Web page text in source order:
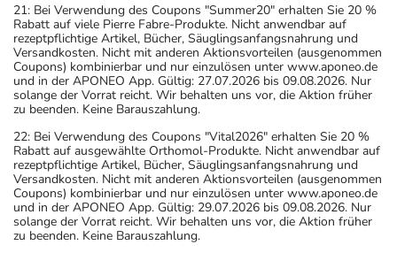
21: Bei Verwendung des Coupons "Summer20" erhalten Sie 20 %
Rabatt auf viele Pierre Fabre-Produkte. Nicht anwendbar auf
rezeptpflichtige Artikel, Bücher, Säuglingsanfangsnahrung und
Versandkosten. Nicht mit anderen Aktionsvorteilen (ausgenommen
Coupons) kombinierbar und nur einzulösen unter www.aponeo.de
und in der APONEO App. Gültig: 27.07.2026 bis 09.08.2026. Nur
solange der Vorrat reicht. Wir behalten uns vor, die Aktion früher
zu beenden. Keine Barauszahlung.
22: Bei Verwendung des Coupons "Vital2026" erhalten Sie 20 %
Rabatt auf ausgewählte Orthomol-Produkte. Nicht anwendbar auf
rezeptpflichtige Artikel, Bücher, Säuglingsanfangsnahrung und
Versandkosten. Nicht mit anderen Aktionsvorteilen (ausgenommen
Coupons) kombinierbar und nur einzulösen unter www.aponeo.de
und in der APONEO App. Gültig: 29.07.2026 bis 09.08.2026. Nur
solange der Vorrat reicht. Wir behalten uns vor, die Aktion früher
zu beenden. Keine Barauszahlung.